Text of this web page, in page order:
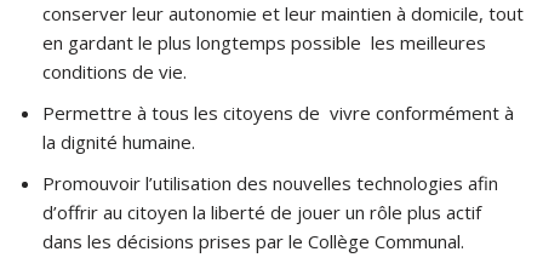
conserver leur autonomie et leur maintien à domicile, tout
en gardant le plus longtemps possible les meilleures
conditions de vie.
Permettre à tous les citoyens de vivre conformément à
la dignité humaine.
Promouvoir l’utilisation des nouvelles technologies afin
d’offrir au citoyen la liberté de jouer un rôle plus actif
dans les décisions prises par le Collège Communal.